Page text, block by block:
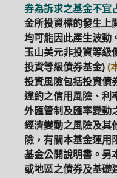
券為訴求之基金不宜
金所投資標的發生上
均可能因此產生波動
玉山美元非投資等級
投資等級債券基金) (
投資風險包括投資債
違約之信用風險、利
外匯管制及匯率變動
經濟變動之風險及其
險，有關本基金運用
基金公開說明書。另
或地區之債券及基礎